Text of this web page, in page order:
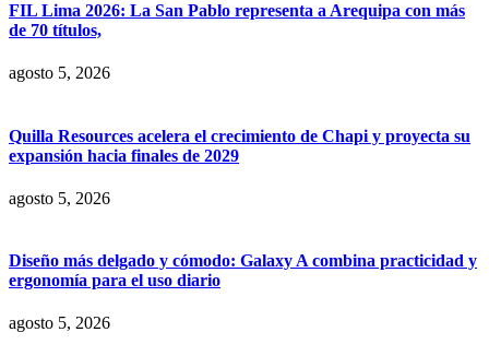
FIL Lima 2026: La San Pablo representa a Arequipa con más
de 70 títulos,
agosto 5, 2026
Quilla Resources acelera el crecimiento de Chapi y proyecta su
expansión hacia finales de 2029
agosto 5, 2026
Diseño más delgado y cómodo: Galaxy A combina practicidad y
ergonomía para el uso diario
agosto 5, 2026